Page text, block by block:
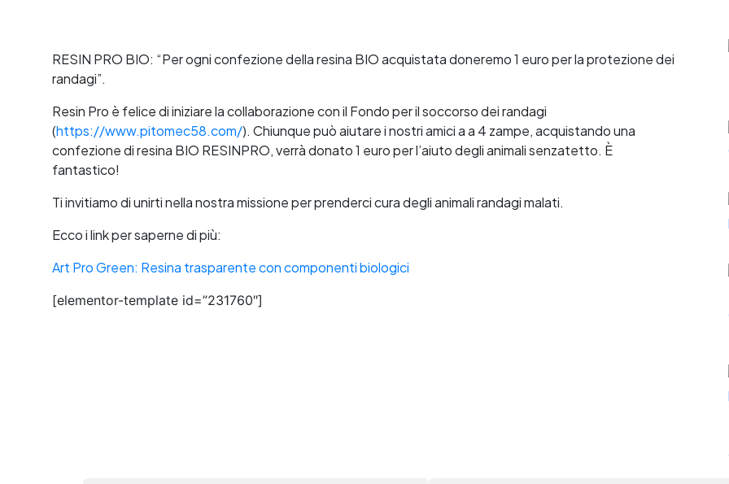
RESIN PRO BIO: “Per ogni confezione della resina BIO acquistata doneremo 1 euro per la protezione dei
randagi”.
Resin Pro è felice di iniziare la collaborazione con il Fondo per il soccorso dei randagi
(https://www.pitomec58.com/). Chiunque può aiutare i nostri amici a a 4 zampe, acquistando una
confezione di resina BIO RESINPRO, verrà donato 1 euro per l’aiuto degli animali senzatetto. È
fantastico!
Ti invitiamo di unirti nella nostra missione per prenderci cura degli animali randagi malati.
Ecco i link per saperne di più:
Art Pro Green: Resina trasparente con componenti biologici
[elementor-template id=”231760″]